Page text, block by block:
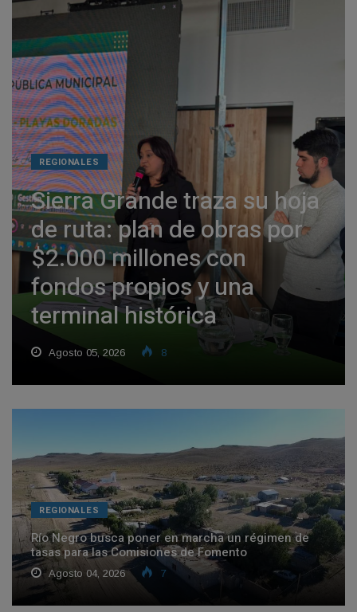
REGIONALES
Sierra Grande traza su hoja
de ruta: plan de obras por
$2.000 millones con
fondos propios y una
terminal histórica
Agosto 05, 2026 8
REGIONALES
Río Negro busca poner en marcha un régimen de
tasas para las Comisiones de Fomento
Agosto 04, 2026 7